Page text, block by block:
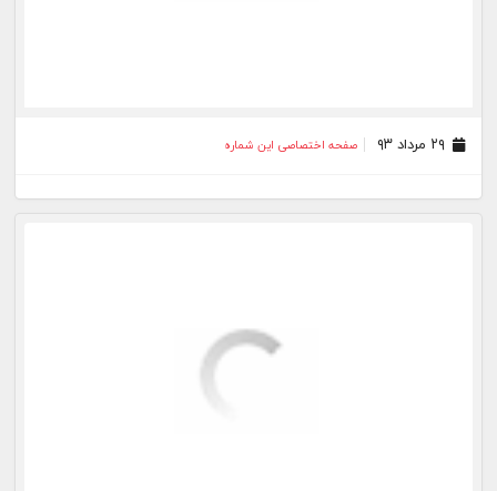
۲۹ مرداد ۹۳ صفحه اختصاصی این شماره